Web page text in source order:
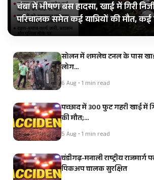
चंबा में भीषण बस हादसा, खाई में गिरी
परिचालक समेत कई यात्रियों की मौत,
सोलन में शमलेच टनल के पास खाई
लोग…
6 Aug • 1 min read
पच्छाद में 300 फुट गहरी खाई में
की मौत;…
5 Aug • 1 min read
चंडीगढ़-मनाली राष्ट्रीय
पिकअप चालक सुरक्षित